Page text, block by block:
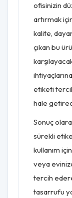
ofisinizin
artırmak
kalite,
çıkan bu
etiketi
hale
Sonuç
sürekli
kullanım
veya
tercih
tasarrufu